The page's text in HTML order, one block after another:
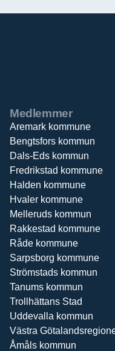
Medlemmer
Aremark kommune
Bengtsfors kommun
Dals-Eds kommun
Fredrikstad kommune
Halden kommune
Hvaler kommune
Melleruds kommun
Rakkestad kommune
Råde kommune
Sarpsborg kommune
Strömstads kommun
Tanums kommun
Trollhättans Stad
Uddevalla kommun
Västra
Åmåls kommun